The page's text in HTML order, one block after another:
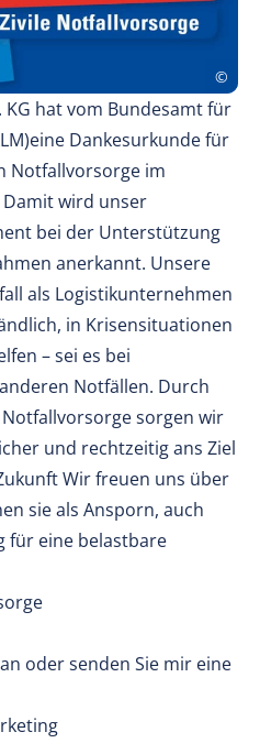
KG hat vom Bundesamt für
Dankesurkunde für
Notfallvorsorge im
wird unser
bei der Unterstützung
anerkannt. Unsere
als Logistikunternehmen
in Krisensituationen
– sei es bei
Notfällen. Durch
sorgen wir
und rechtzeitig ans Ziel
Wir freuen uns über
sie als Ansporn, auch
für eine belastbare
oder senden Sie mir eine